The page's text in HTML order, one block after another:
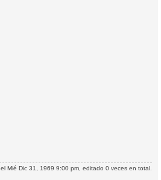
el Mié Dic 31, 1969 9:00 pm, editado 0 veces en total.